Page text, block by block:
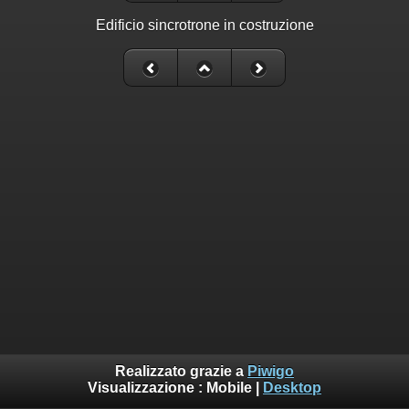
Edificio sincrotrone in costruzione
Realizzato grazie a Piwigo
Visualizzazione : Mobile Desktop